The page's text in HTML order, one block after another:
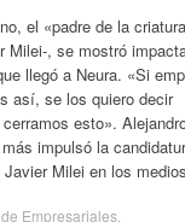
el «padre de la
Milei-, se mostró
llegó a Neura. «Si
así, se los quiero decir
esto».
impulsó la
Javier Milei en los
de Empresariales.